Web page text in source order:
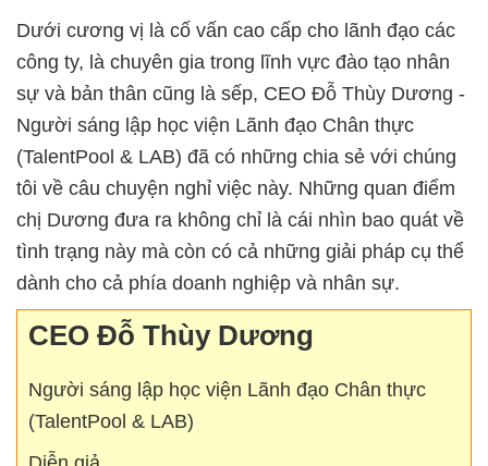
Dưới cương vị là cố vấn cao cấp cho lãnh đạo các
công ty, là chuyên gia trong lĩnh vực đào tạo nhân
sự và bản thân cũng là sếp, CEO Đỗ Thùy Dương -
Người sáng lập học viện Lãnh đạo Chân thực
(TalentPool & LAB) đã có những chia sẻ với chúng
tôi về câu chuyện nghỉ việc này. Những quan điểm
chị Dương đưa ra không chỉ là cái nhìn bao quát về
tình trạng này mà còn có cả những giải pháp cụ thể
dành cho cả phía doanh nghiệp và nhân sự.
CEO Đỗ Thùy Dương
Người sáng lập học viện Lãnh đạo Chân thực
(TalentPool & LAB)